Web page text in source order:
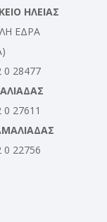
ΗΛΕΙΑΣ
ΕΔΡΑ
0 28477
0 27611
0 22756